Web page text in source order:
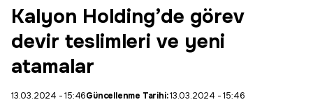
Kalyon Holding’de görev
devir teslimleri ve yeni
atamalar
13.03.2024 - 15:46Güncellenme Tarihi:13.03.2024 - 15:46